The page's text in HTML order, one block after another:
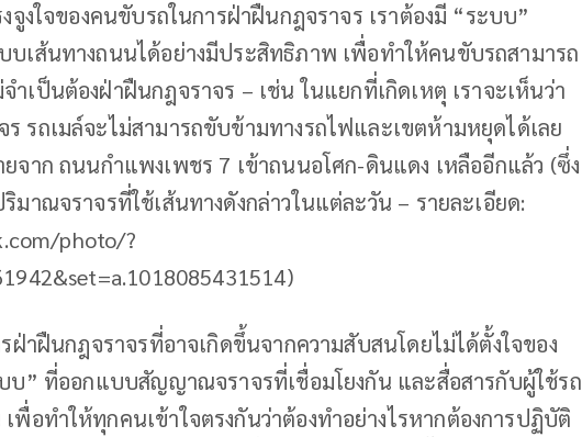
จูงใจของคนขับรถในการฝ่าฝืนกฎจราจร เราต้องมี “ระบบ”
บเส้นทางถนนได้อย่างมีประสิทธิภาพ เพื่อทำให้คนขับรถสามารถ
ำเป็นต้องฝ่าฝืนกฎจราจร – เช่น ในแยกที่เกิดเหตุ เราจะเห็นว่า
ร รถเมล์จะไม่สามารถขับข้ามทางรถไฟและเขตห้ามหยุดได้เลย
ยจาก ถนนกำแพงเพชร 7 เข้าถนนอโศก-ดินแดง เหลืออีกแล้ว (ซึ่ง
มาณจราจรที่ใช้เส้นทางดังกล่าวในแต่ละวัน – รายละเอียด:
photo/?
ฝ่าฝืนกฎจราจรที่อาจเกิดขึ้นจากความสับสนโดยไม่ได้ตั้งใจของ
บ” ที่ออกแบบสัญญาณจราจรที่เชื่อมโยงกัน และสื่อสารกับผู้ใช้รถ
พื่อทำให้ทุกคนเข้าใจตรงกันว่าต้องทำอย่างไรหากต้องการปฏิบัติ